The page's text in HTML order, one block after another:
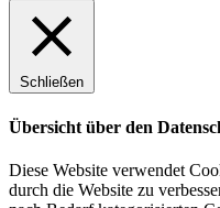
Schließen
Übersicht über den
Diese Website verwendet
durch die Website zu